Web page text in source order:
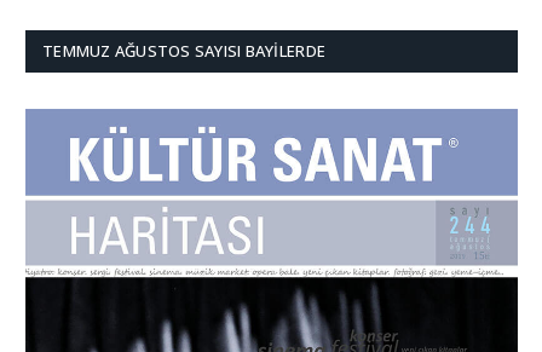
TEMMUZ AĞUSTOS SAYISI BAYILERDE